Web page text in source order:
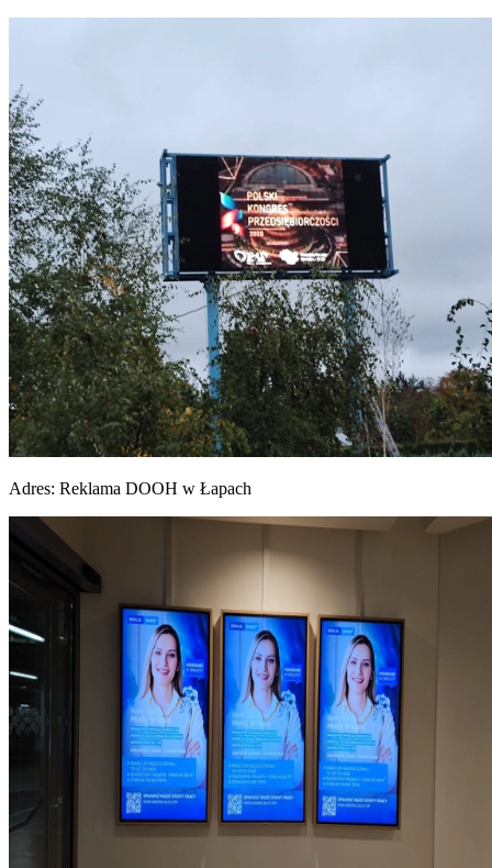
Adres: Reklama DOOH w Łapach